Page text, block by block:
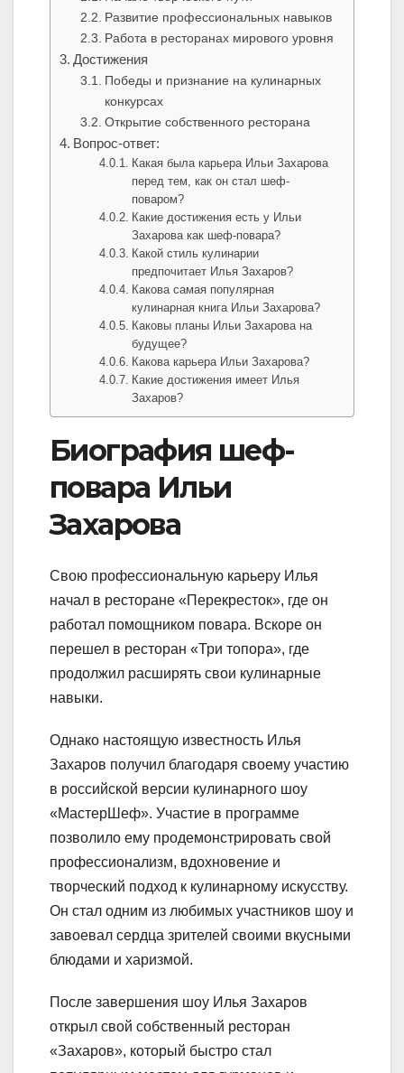
Развитие профессиональных навыков
Работа в ресторанах мирового уровня
Достижения
Победы и признание на кулинарных
конкурсах
Открытие собственного ресторана
Вопрос-ответ:
Какая была карьера Ильи Захарова
перед тем, как он стал шеф-
поваром?
Какие достижения есть у Ильи
Захарова как шеф-повара?
Какой стиль кулинарии
предпочитает Илья Захаров?
Какова самая популярная
кулинарная книга Ильи Захарова?
Каковы планы Ильи Захарова на
будущее?
Какова карьера Ильи Захарова?
Какие достижения имеет Илья
Захаров?
Биография шеф-
повара Ильи
Захарова
Свою профессиональную карьеру Илья
начал в ресторане «Перекресток», где он
работал помощником повара. Вскоре он
перешел в ресторан «Три топора», где
продолжил расширять свои кулинарные
навыки.
Однако настоящую известность Илья
Захаров получил благодаря своему участию
в российской версии кулинарного шоу
«МастерШеф». Участие в программе
позволило ему продемонстрировать свой
профессионализм, вдохновение и
творческий подход к кулинарному искусству.
Он стал одним из любимых участников шоу и
завоевал сердца зрителей своими вкусными
блюдами и харизмой.
После завершения шоу Илья Захаров
открыл свой собственный ресторан
«Захаров», который быстро стал